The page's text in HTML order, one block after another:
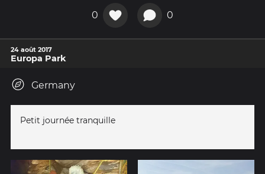
0 0
24 août 2017
Europa Park
Germany
Petit journée tranquille